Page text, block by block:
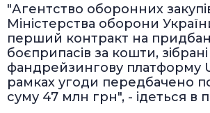
"Агентство оборонних
Міністерства оборони
перший контракт на
боєприпасів за кошти,
фандрейзингову платформу
рамках угоди передбачено
суму 47 млн грн", - ідеться в